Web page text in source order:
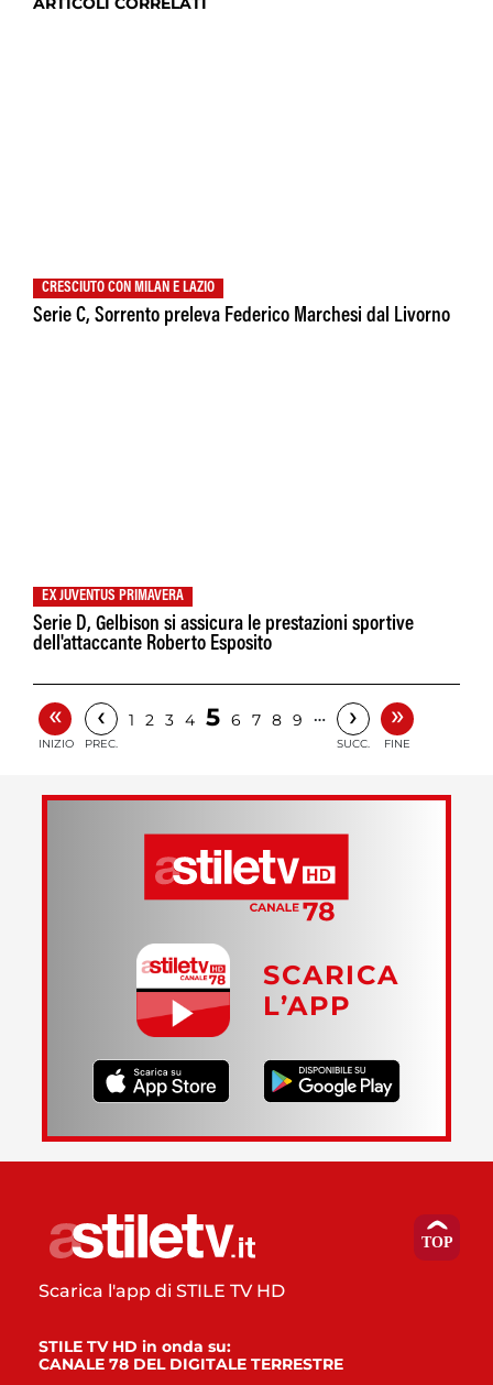
CRESCIUTO CON MILAN E LAZIO
Serie C, Sorrento preleva Federico Marchesi dal Livorno
EX JUVENTUS PRIMAVERA
Serie D, Gelbison si assicura le prestazioni sportive
dell'attaccante Roberto Esposito
«
INIZIO
‹
PREC.
1 2 3 4 5 6 7 8 9 … ›
SUCC.
»
FINE
SCARICA
L’APP
Scarica l'app di STILE TV HD
STILE TV HD in onda su:
CANALE 78 DEL DIGITALE TERRESTRE